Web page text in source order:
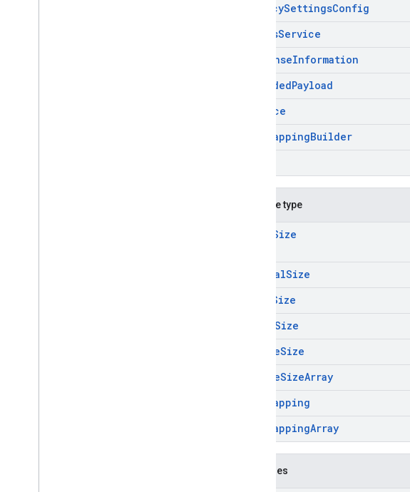
PrivacySettingsConfig
AdsService
ResponseInformation
RewardedPayload
Service
MappingBuilder
Alias de type
Size
GeneralSize
Size
Size
SingleSize
SingleSizeArray
Mapping
MappingArray
Variables